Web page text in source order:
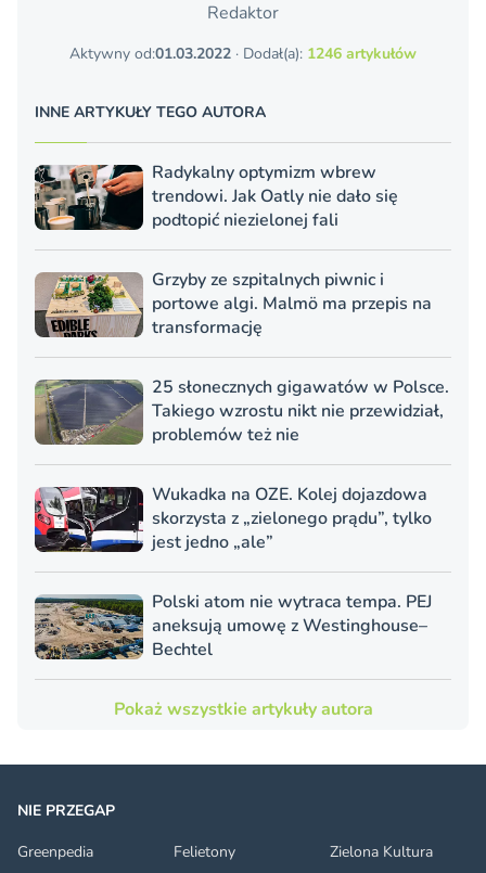
Redaktor
Aktywny od:01.03.2022 · Dodał(a): 1246 artykułów
INNE ARTYKUŁY TEGO AUTORA
Radykalny optymizm wbrew
trendowi. Jak Oatly nie dało się
podtopić niezielonej fali
Grzyby ze szpitalnych piwnic i
portowe algi. Malmö ma przepis na
transformację
25 słonecznych gigawatów w Polsce.
Takiego wzrostu nikt nie przewidział,
problemów też nie
Wukadka na OZE. Kolej dojazdowa
skorzysta z „zielonego prądu”, tylko
jest jedno „ale”
Polski atom nie wytraca tempa. PEJ
aneksują umowę z Westinghouse–
Bechtel
Pokaż wszystkie artykuły autora
NIE PRZEGAP
Greenpedia
Felietony Zielona Kultura